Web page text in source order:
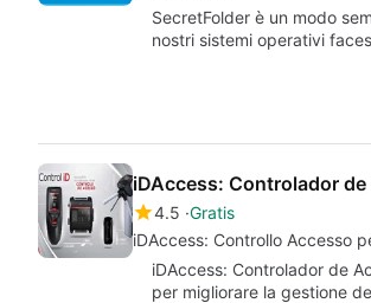
SecretFolder è un modo
nostri sistemi operativi
iDAccess: Controlador
4.5 Gratis
iDAccess: Controllo Accesso
iDAccess: Controlador de
per migliorare la gestione